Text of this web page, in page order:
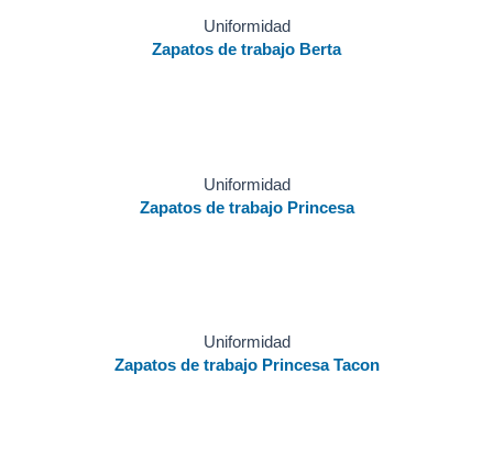
Uniformidad
Zapatos de trabajo Berta
Uniformidad
Zapatos de trabajo Princesa
Uniformidad
Zapatos de trabajo Princesa Tacon